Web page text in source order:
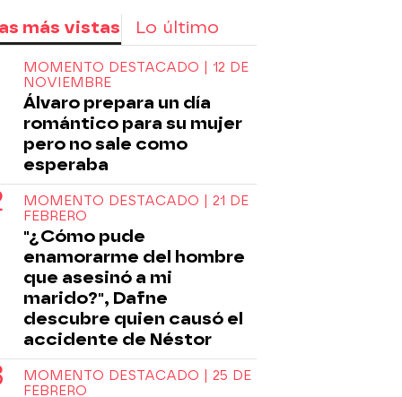
Momentos hermana
más vistas Lo último
MOMENTO DESTACADO | 12 DE
NOVIEMBRE
Álvaro prepara un día
romántico para su mujer
pero no sale como
esperaba
MOMENTO DESTACADO | 21 DE
FEBRERO
"¿Cómo pude
enamorarme del hombre
que asesinó a mi
marido?", Dafne
descubre quien causó el
accidente de Néstor
MOMENTO DESTACADO | 25 DE
FEBRERO